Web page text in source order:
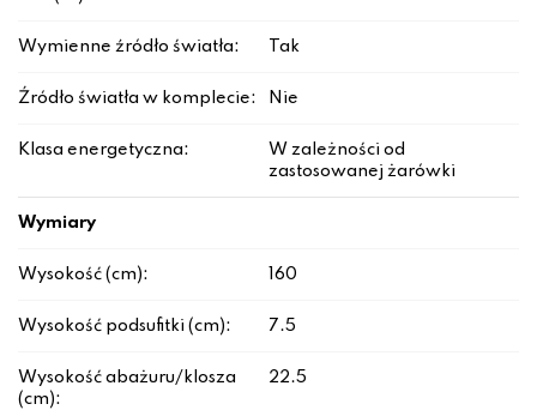
Wymienne źródło światła: Tak
Źródło światła w komplecie: Nie
Klasa energetyczna:
W zależności od
zastosowanej żarówki
Wymiary
Wysokość (cm): 160
Wysokość podsufitki (cm): 7.5
Wysokość abażuru/klosza
(cm):
22.5